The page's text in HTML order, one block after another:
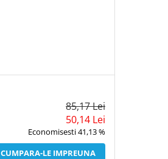
85,17 Lei
50,14 Lei
Economisesti 41,13 %
CUMPARA-LE IMPREUNA